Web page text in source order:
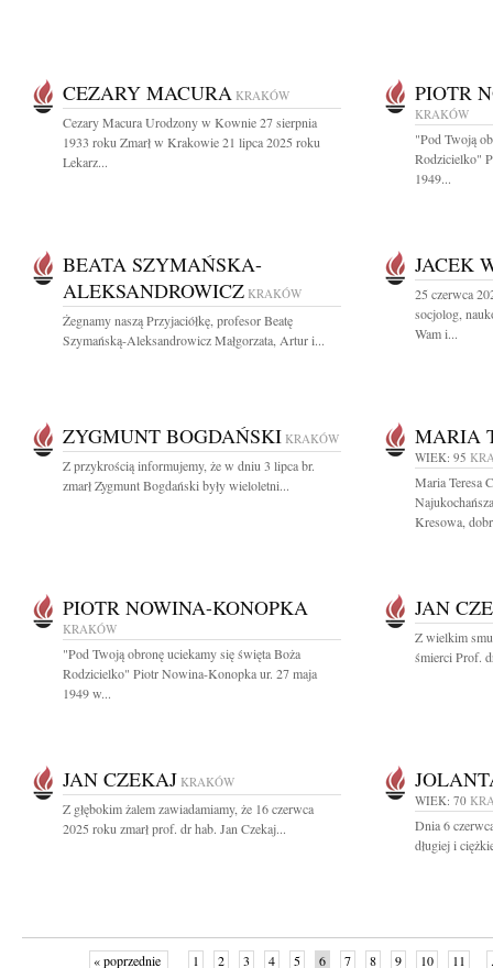
CEZARY MACURA KRAKÓW
Cezary Macura Urodzony w Kownie 27 sierpnia
1933 roku Zmarł w Krakowie 21 lipca 2025 roku
Lekarz...
PIOTR
KRAKÓW
"Pod Twoją
Rodzicielko"
1949...
BEATA SZYMAŃSKA-
ALEKSANDROWICZ KRAKÓW
Żegnamy naszą Przyjaciółkę, profesor Beatę
Szymańską-Aleksandrowicz Małgorzata, Artur i...
JACEK
25 czerwca
socjolog,
Wam i...
ZYGMUNT BOGDAŃSKI KRAKÓW
Z przykrością informujemy, że w dniu 3 lipca br.
zmarł Zygmunt Bogdański były wieloletni...
MARIA
WIEK: 95
Maria Teresa
Kresowa,
PIOTR NOWINA-KONOPKA
KRAKÓW
"Pod Twoją obronę uciekamy się święta Boża
Rodzicielko" Piotr Nowina-Konopka ur. 27 maja
1949 w...
JAN
Z wielkim
śmierci Prof.
JAN CZEKAJ KRAKÓW
Z głębokim żalem zawiadamiamy, że 16 czerwca
2025 roku zmarł prof. dr hab. Jan Czekaj...
WIEK: 70
Dnia 6
długiej i
« poprzednie 1 2 3 4 5 6 7 8 9 10 11